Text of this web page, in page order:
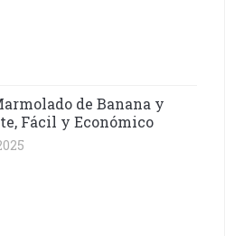
de Banana y
Fácil y Económico